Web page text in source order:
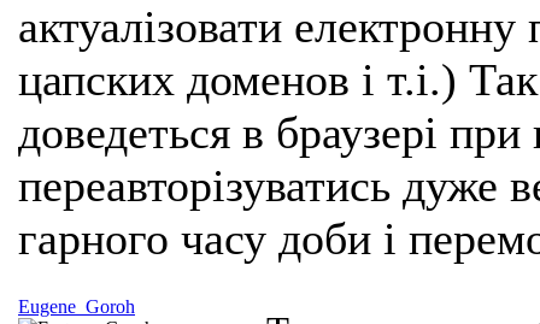
актуалізовати
цапских доменов і т.і.)
доведеться в браузері
переавторізуватись
гарного часу доби і
Eugene_Goroh